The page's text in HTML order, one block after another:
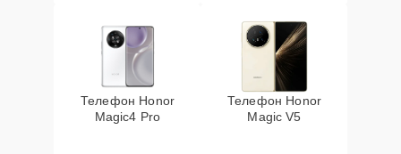
Телефон Honor
Magic4 Pro
Телефон Honor
Magic V5